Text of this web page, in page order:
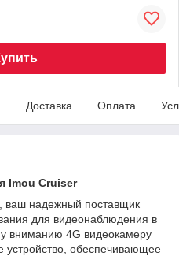
Доставка Оплата
Imou Cruiser
ваш надежный поставщик
для видеонаблюдения в
вниманию 4G видеокамеру
обеспечивающее